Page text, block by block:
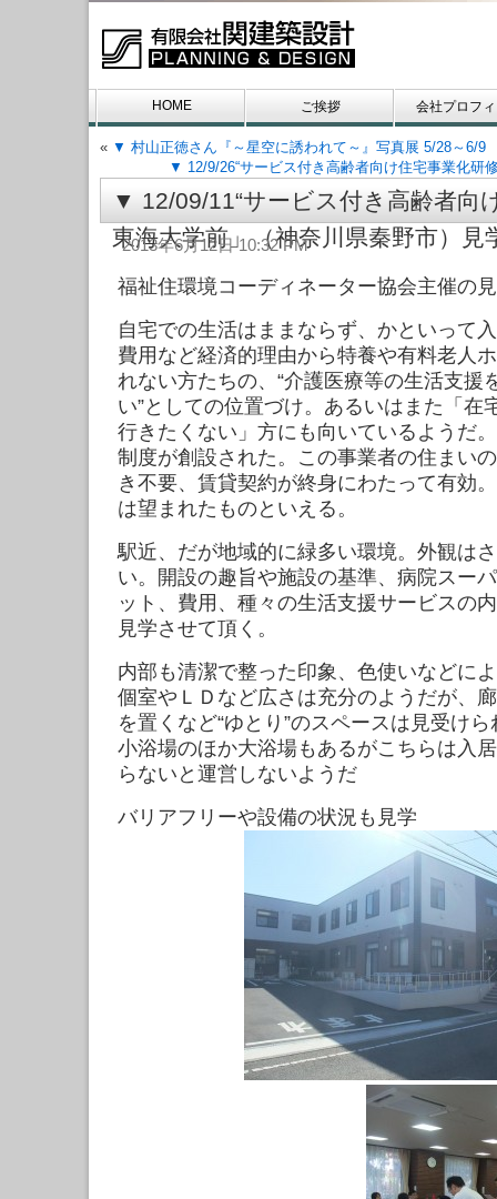
HOME ご挨拶 会社プロフ
お問い合わせ
« ▼ 村山正徳さん『～星空に誘われて～』写真展 5/28～6/9
▼ 12/9/26“サービス付き高齢者向け住宅事業化研
▼ 12/09/11“サービス付き高齢者向
東海大学前」（神奈川県秦野市）見
2013年6月12日 10:32 PM
福祉住環境コーディネーター協会主催の
自宅での生活はままならず、かといって
費用など経済的理由から特養や有料老人
れない方たちの、“介護医療等の生活支援
い”としての位置づけ。あるいはまた「在
行きたくない」方にも向いているようだ
制度が創設された。この事業者の住まい
き不要、賃貸契約が終身にわたって有効
は望まれたものといえる。
駅近、だが地域的に緑多い環境。外観は
い。開設の趣旨や施設の基準、病院スー
ット、費用、種々の生活支援サービスの
見学させて頂く。
内部も清潔で整った印象、色使いなどに
個室やＬＤなど広さは充分のようだが、
を置くなど“ゆとり”のスペースは見受け
小浴場のほか大浴場もあるがこちらは入
らないと運営しないようだ
バリアフリーや設備の状況も見学